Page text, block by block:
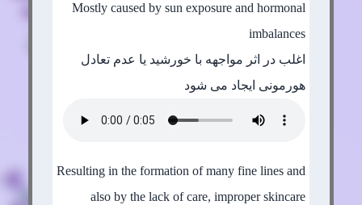
Mostly caused by sun exposure and hormonal
imbalances
اغلب در اثر مواجهه با خورشید یا عدم تعادل
هورمونی ایجاد می شود
Resulting in the formation of many fine lines and
also by the lack of care, improper skincare